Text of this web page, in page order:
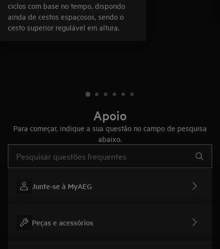
ciclos com base no tempo, dispondo
ainda de cestos espaçosos, sendo o
cesto superior regulável em altura.
Apoio
Para começar, indique a sua questão no campo de pesquisa
abaixo.
Junte-se à MyAEG
Peças e acessórios